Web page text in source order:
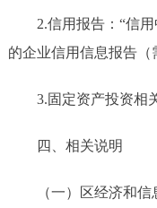
2.信用报告：“信
的企业信用信息报告（
3.固定资产投资相
四、相关说明
（一）区经济和